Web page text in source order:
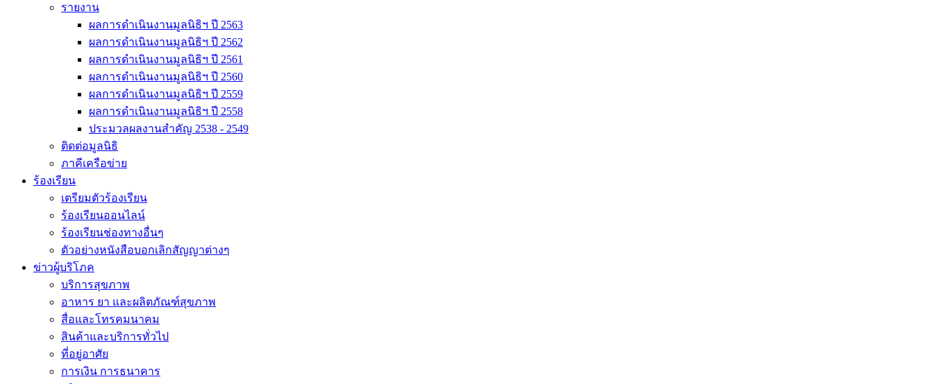
รายงาน
ผลการดำเนินงานมูลนิธิฯ ปี 2563
ผลการดำเนินงานมูลนิธิฯ ปี 2562
ผลการดำเนินงานมูลนิธิฯ ปี 2561
ผลการดำเนินงานมูลนิธิฯ ปี 2560
ผลการดำเนินงานมูลนิธิฯ ปี 2559
ผลการดำเนินงานมูลนิธิฯ ปี 2558
ประมวลผลงานสำคัญ 2538 - 2549
ติดต่อมูลนิธิ
ภาคีเครือข่าย
ร้องเรียน
เตรียมตัวร้องเรียน
ร้องเรียนออนไลน์
ร้องเรียนช่องทางอื่นๆ
ตัวอย่างหนังสือบอกเลิกสัญญาต่างๆ
ข่าวผู้บริโภค
บริการสุขภาพ
อาหาร ยา และผลิตภัณฑ์สุขภาพ
สื่อและโทรคมนาคม
สินค้าและบริการทั่วไป
ที่อยู่อาศัย
การเงิน การธนาคาร